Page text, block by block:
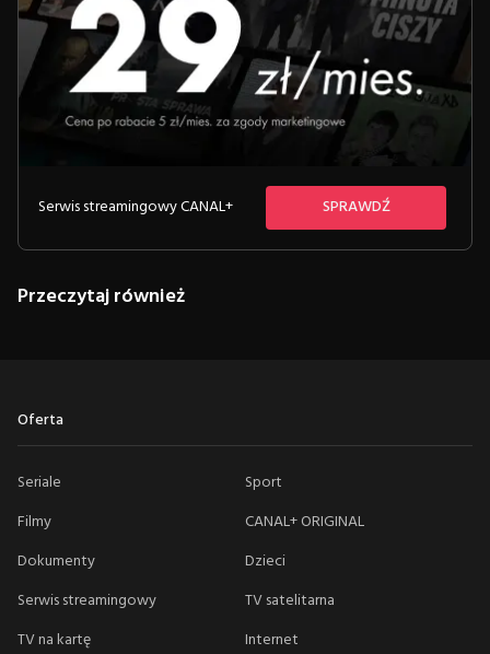
Serwis streamingowy CANAL+ SPRAWDŹ
Przeczytaj również
Oferta
Seriale
Sport
Filmy
CANAL+ ORIGINAL
Dokumenty
Dzieci
Serwis streamingowy
TV satelitarna
TV na kartę
Internet